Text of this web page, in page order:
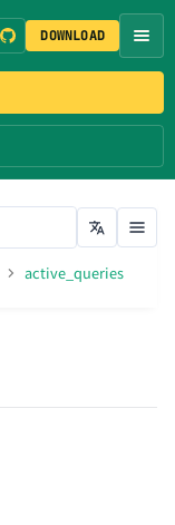
DOWNLOAD
active_queries